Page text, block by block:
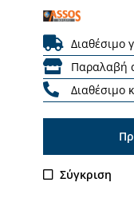
Διαθέσιμο
Παραλαβή
Διαθέσιμο
Σύγκριση